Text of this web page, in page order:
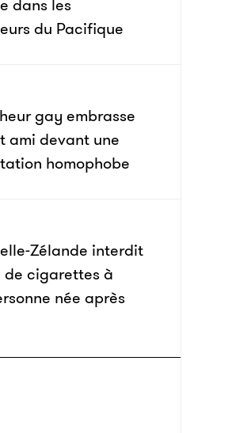
dans les
du Pacifique
gay embrasse
ami devant une
homophobe
Zélande interdit
de cigarettes à
née après